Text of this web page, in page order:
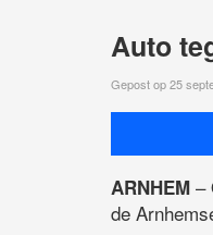
Auto
Gepost op 25
ARNHEM –
de